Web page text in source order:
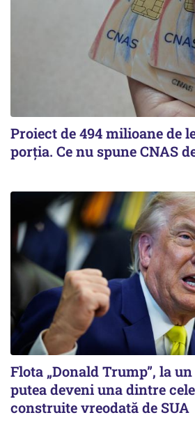
Proiect de 494 milioane de
porția. Ce nu spune CNAS
Flota „Donald Trump”, la
putea deveni una dintre
construite vreodată de SUA